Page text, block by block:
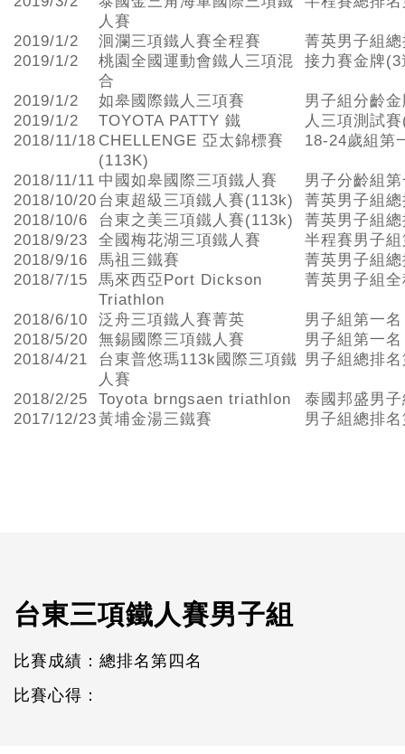
人賽
2019/1/2 洄瀾三項鐵人賽全程賽
菁英男子組
2019/1/2
桃園全國運動會鐵人三項混
合
接力賽金牌
2019/1/2 如皋國際鐵人三項賽
男子組分齡
2019/1/2
TOYOTA PATTY 鐵
人三項測試
2018/11/18 CHELLENGE 亞太錦標賽
(113K)
18-24歲組第
2018/11/11 中國如皋國際三項鐵人賽
男子分齡組
2018/10/20 台東超級三項鐵人賽(113k)
菁英男子組
2018/10/6
台東之美三項鐵人賽(113k)
菁英男子組
2018/9/23
全國梅花湖三項鐵人賽
半程賽男子
2018/9/16
馬祖三鐵賽
菁英男子組
2018/7/15
馬來西亞Port Dickson
Triathlon
菁英男子組
2018/6/10 泛舟三項鐵人賽菁英
男子組第一名
2018/5/20
無錫國際三項鐵人賽
男子組第一名
2018/4/21
台東普悠瑪113k國際三項鐵
人賽
男子組總排
2018/2/25 Toyota brngsaen triathlon
泰國邦盛男
2017/12/23黃埔金湯三鐵賽 男子組總排
台東三項鐵人賽男子組
比賽成績：總排名第四名
比賽心得：